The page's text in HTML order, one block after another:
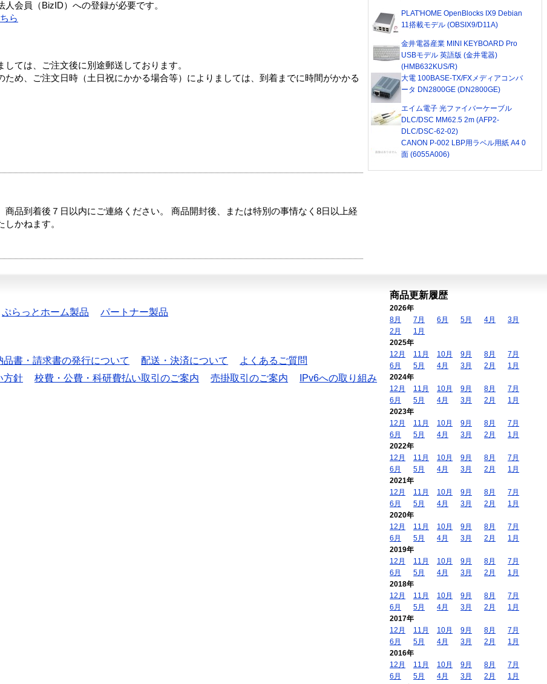
会員（BizID）への登録が必要です。
ら
ては、ご注文後に別途郵送しております。
ため、ご注文日時（土日祝にかかる場合等）によりましては、到着までに時間がかかる
商品到着後７日以内にご連絡ください。 商品開封後、または特別の事情なく8日以上経
かねます。
PLAT'HOME OpenBlocks IX9 Debian
11搭載モデル (OBSIX9/D11A)
金井電器産業 MINI KEYBOARD Pro
USBモデル 英語版 (金井電器)
(HMB632KUS/R)
大電 100BASE-TX/FXメディアコンバ
ータ DN2800GE (DN2800GE)
エイム電子 光ファイバーケーブル
DLC/DSC MM62.5 2m (AFP2-
DLC/DSC-62-02)
CANON P-002 LBP用ラベル用紙 A4 0
面 (6055A006)
ぷらっとホーム製品 パートナー製品
品書・請求書の発行について 配送・決済について
よくあるご質問
方針 校費・公費・科研費払い取引のご案内 売掛取引のご案内
IPv6への取り組み
商品更新履歴
2026年
8月
7月 6月 5月 4月
3月
2月
1月
2025年
12月
11月 10月 9月 8月
7月
6月
5月 4月 3月 2月
1月
2024年
12月
11月 10月 9月 8月
7月
6月
5月 4月 3月 2月
1月
2023年
12月
11月 10月 9月 8月
7月
6月
5月 4月 3月 2月
1月
2022年
12月
11月 10月 9月 8月
7月
6月
5月 4月 3月 2月
1月
2021年
12月
11月 10月 9月 8月
7月
6月
5月 4月 3月 2月
1月
2020年
12月
11月 10月 9月 8月
7月
6月
5月 4月 3月 2月
1月
2019年
12月
11月 10月 9月 8月
7月
6月
5月 4月 3月 2月
1月
2018年
12月
11月 10月 9月 8月
7月
6月
5月 4月 3月 2月
1月
2017年
12月
11月 10月 9月 8月
7月
6月
5月 4月 3月 2月
1月
2016年
12月
11月 10月 9月 8月
7月
6月
5月 4月 3月 2月
1月